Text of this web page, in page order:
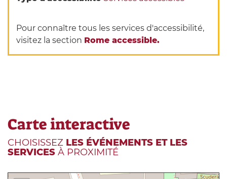
Pour connaître tous les services d'accessibilité,
visitez la section Rome accessible.
Carte interactive
CHOISISSEZ LES ÉVÉNEMENTS ET LES
SERVICES À PROXIMITÉ